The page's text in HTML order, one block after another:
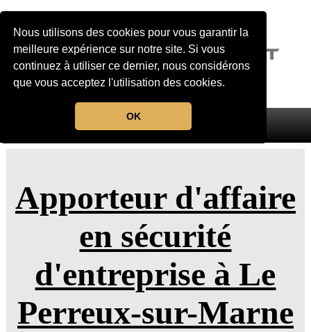
Nous utilisons des cookies pour vous garantir la
meilleure expérience sur notre site. Si vous
continuez à utiliser ce dernier, nous considérons
que vous acceptez l'utilisation des cookies.
OK
Apporteur d'affaire
en sécurité
d'entreprise à Le
Perreux-sur-Marne